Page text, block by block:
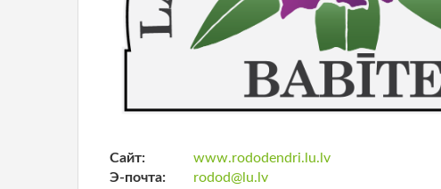
Сайт:
www.rododendri.lu.lv
Э-почта:
rodod@lu.lv